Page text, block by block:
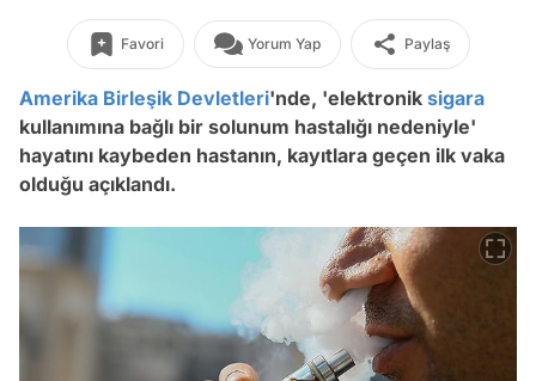
Favori Yorum Yap Paylaş
Amerika Birleşik Devletleri'nde, 'elektronik sigara
kullanımına bağlı bir solunum hastalığı nedeniyle'
hayatını kaybeden hastanın, kayıtlara geçen ilk vaka
olduğu açıklandı.